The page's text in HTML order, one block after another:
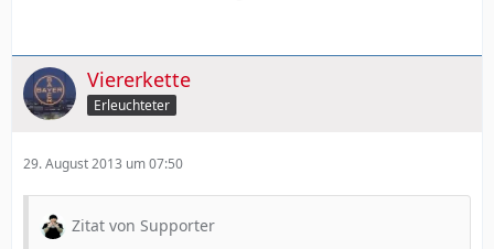
Viererkette
Erleuchteter
29. August 2013 um 07:50
Zitat von Supporter